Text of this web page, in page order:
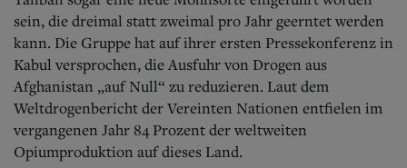
sein, die dreimal statt zweimal pro Jahr geerntet werden
kann. Die Gruppe hat auf ihrer ersten Pressekonferenz in
Kabul versprochen, die Ausfuhr von Drogen aus
Afghanistan „auf Null“ zu reduzieren. Laut dem
Weltdrogenbericht der Vereinten Nationen entfielen im
vergangenen Jahr 84 Prozent der weltweiten
Opiumproduktion auf dieses Land.